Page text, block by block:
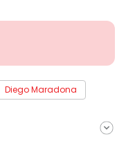
Diego Maradona